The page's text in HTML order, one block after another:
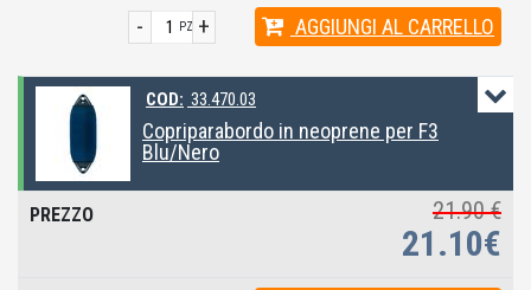
+
- PZ AGGIUNGI AL CARRELLO
COD: 33.470.03
Copriparabordo in neoprene per F3
Blu/Nero
21.90 €
21.10€